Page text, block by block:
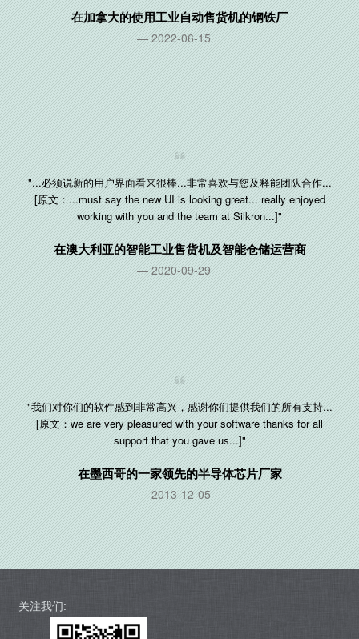
在加拿大的使用工业自动售货机的钢铁厂
2022-06-15
"...必须说新的用户界面看来很棒...非常喜欢与您及释能团队合作...
[原文：...must say the new UI is looking great... really enjoyed
working with you and the team at Silkron...]"
在澳大利亚的智能工业售货机及智能仓储运营商
2020-09-29
"我们对你们的软件感到非常高兴，感谢你们提供我们的所有支持...
[原文：we are very pleasured with your software thanks for all
support that you gave us...]"
在墨西哥的一家领先的半导体芯片厂家
2013-12-05
关注我们: